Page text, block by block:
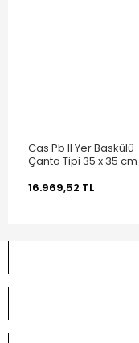
Cas Pb II Yer Baskülü
Çanta Tipi 35 x 35 cm
16.969,52 TL